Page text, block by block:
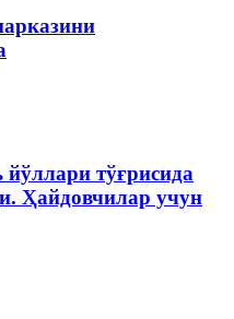
йўллари тўғрисида
Ҳайдовчилар учун